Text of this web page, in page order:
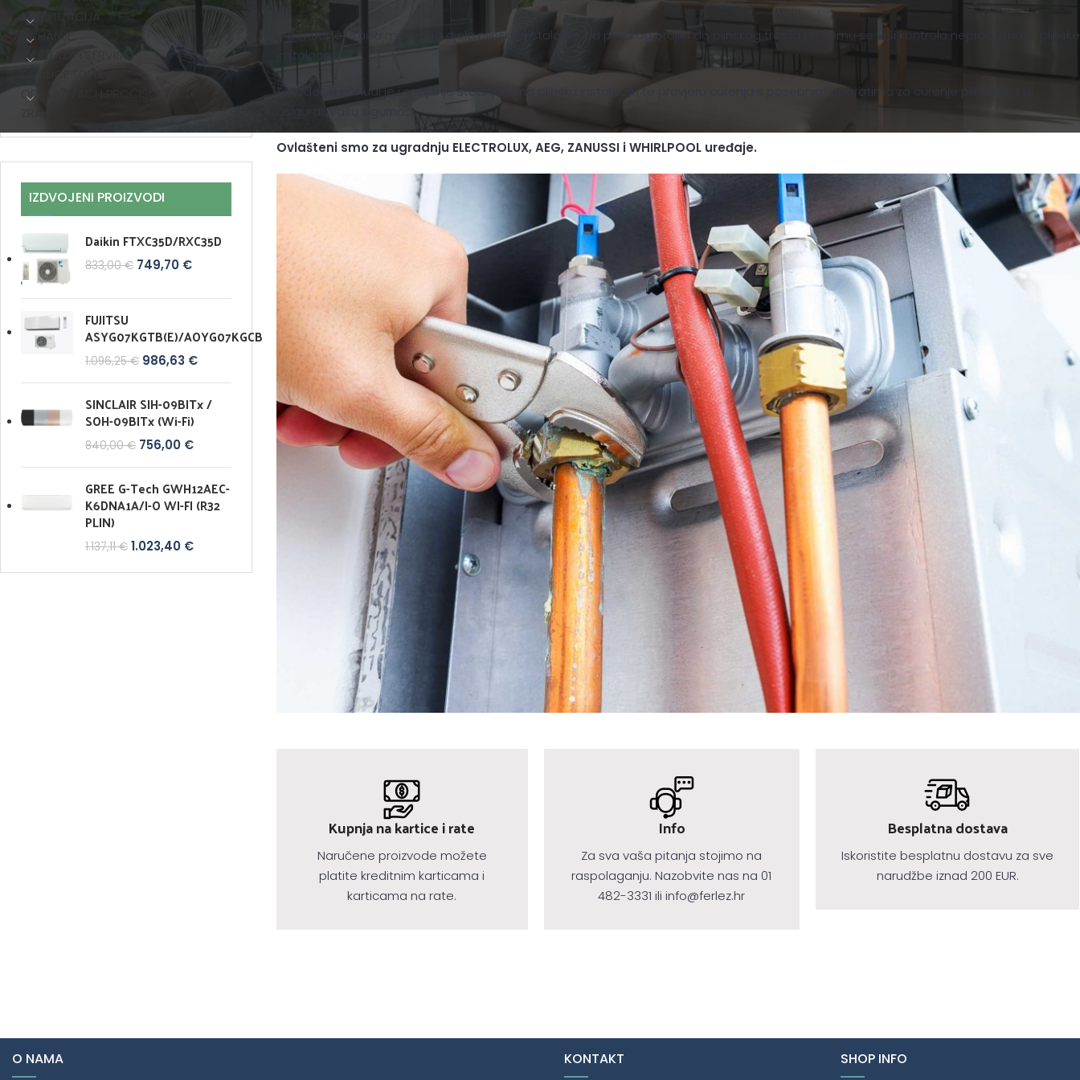
KLIMATIZACIJA
GRIJANJE
MONTAŽA I SERVIS
ODVLAŽIVAČI I PROČIŠĆIVAČI
IZDVOJENI PROIZVODI
Daikin FTXC35D/RXC35D
833,00€ 749,70 €
FUJITSU
ASYG07KGTB(E)/AOYG07KGCB
1.096,25€ 986,63 €
SINCLAIR SIH-09BITx /
SOH-09BITx (Wi-Fi)
840,00€ 756,00 €
GREE G-Tech GWH12AEC-
K6DNA1A/I-O WI-FI (R32
PLIN)
1.137,11€ 1.023,40 €
U ponudi je izrada mjerenog djela plinske instalacije od plinskog brojila do plinskog trošila pri čemu se vrši kontrola nepropusnosti plinske
instalacije.
Također, u ponudi je i spajanje štednjaka na plinsku instalaciju te provjeru curenja s posebnim aparatima za curenje plina kako bi
osigurali Vašu sigurnost.
Ovlašteni smo za ugradnju ELECTROLUX, AEG, ZANUSSI i WHIRLPOOL uređaje.
Kupnja na kartice i rate
Naručene proizvode možete
platite kreditnim karticama i
karticama na rate.
Info
Za sva vaša pitanja stojimo na
raspolaganju. Nazobvite nas na 01
482-3331 ili info@ferlez.hr
Besplatna dostava
Iskoristite besplatnu dostavu za sve
narudžbe iznad 200 EUR.
O NAMA KONTAKT SHOP INFO